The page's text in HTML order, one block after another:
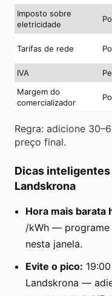
Imposto sobre
eletricidade
Tarifas de rede
IVA
Margem do
comercializador
Regra: adicione
preço final.
Dicas
Landskrona
Hora mais barata
/kWh — programe
nesta janela.
Evite o pico:
Landskrona —